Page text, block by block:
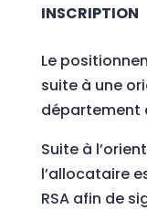
INSCRIPTION
Le
suite à une
département
Suite à
l’allocataire
RSA afin de